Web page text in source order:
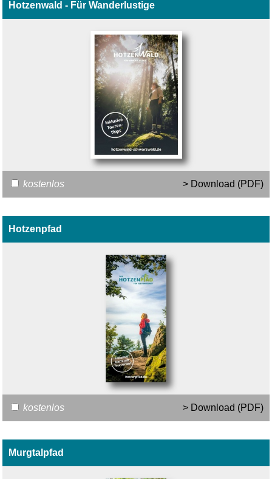
Hotzenwald - Für Wanderlustige
kostenlos > Download (PDF)
Hotzenpfad
kostenlos > Download (PDF)
Murgtalpfad